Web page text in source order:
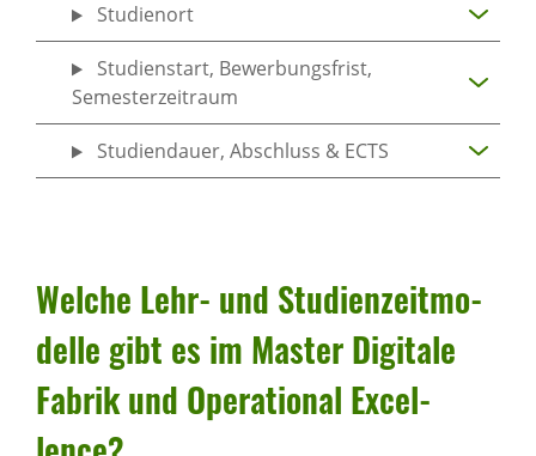
Studienort
Studienstart, Bewerbungsfrist,
Semesterzeitraum
Studiendauer, Abschluss & ECTS
Welche Lehr- und Studi­en­zeit­mo­
delle gibt es im Master Digi­tale
Fabrik und Opera­ti­onal Excel­